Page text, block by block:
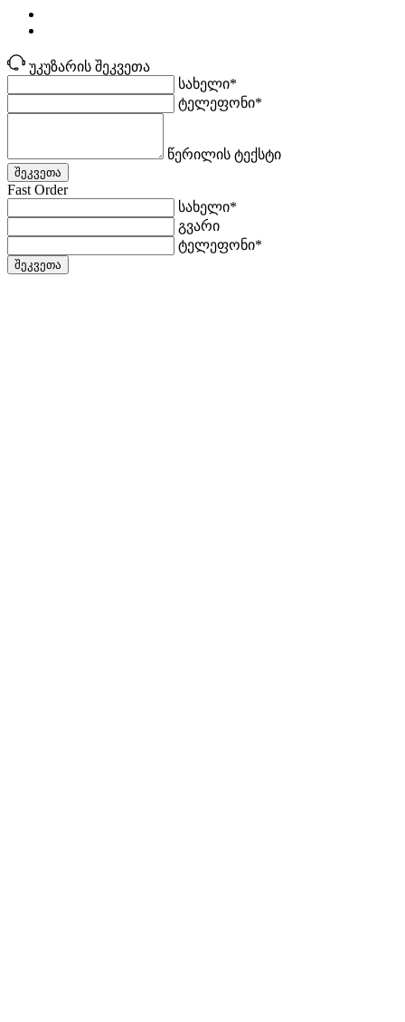
უკუზარის შეკვეთა
სახელი*
ტელეფონი*
წერილის ტექსტი
შეკვეთა
Fast Order
სახელი*
გვარი
ტელეფონი*